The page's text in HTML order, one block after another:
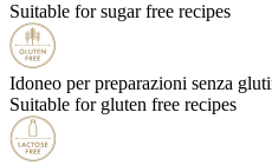
Suitable for sugar free recipes
Idoneo per preparazioni senza
Suitable for gluten free recipes